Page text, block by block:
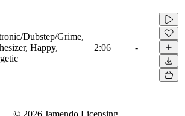
Dubstep/Grime,
Happy,
2:06 -
© 2026 Jamendo Licensing